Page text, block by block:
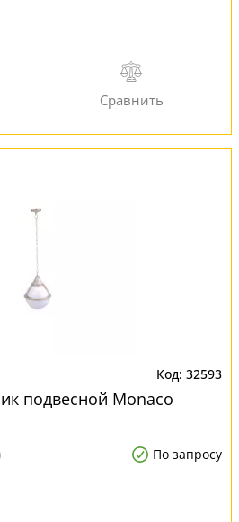
32593
подвесной Monaco
По запросу